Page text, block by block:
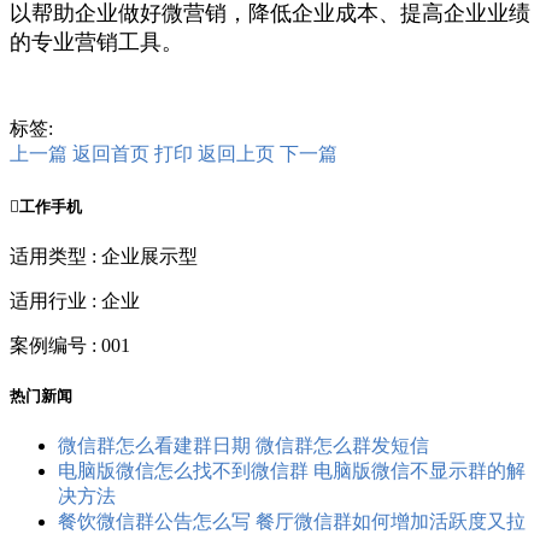
以帮助企业做好微营销，降低企业成本、提高企业业绩
的专业营销工具。
标签:
上一篇 返回首页 打印 返回上页 下一篇
工作手机
适用类型 : 企业展示型
适用行业 : 企业
案例编号 : 001
热门新闻
微信群怎么看建群日期 微信群怎么群发短信
电脑版微信怎么找不到微信群 电脑版微信不显示群的解
决方法
餐饮微信群公告怎么写 餐厅微信群如何增加活跃度又拉